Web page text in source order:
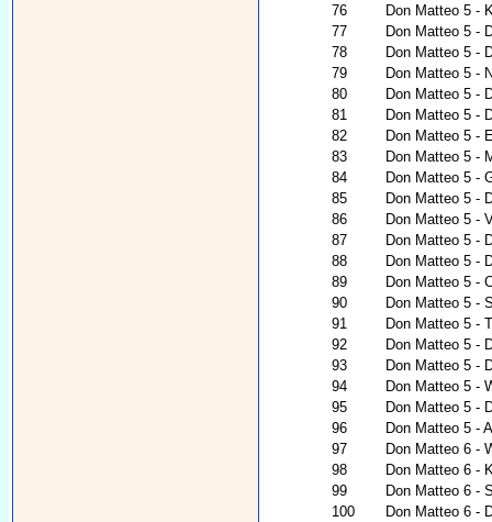
76
Don Matteo 5 -
77
Don Matteo 5 -
78
Don Matteo 5 -
79
Don Matteo 5 -
80
Don Matteo 5 -
81
Don Matteo 5 -
82
Don Matteo 5 -
83
Don Matteo 5 -
84
Don Matteo 5 -
85
Don Matteo 5 -
86
Don Matteo 5 -
87
Don Matteo 5 -
88
Don Matteo 5 -
89
Don Matteo 5 -
90
Don Matteo 5 -
91
Don Matteo 5 -
92
Don Matteo 5 -
93
Don Matteo 5 -
94
Don Matteo 5 -
95
Don Matteo 5 -
96
Don Matteo 5 -
97
Don Matteo 6 -
98
Don Matteo 6 -
99
Don Matteo 6 -
100
Don Matteo 6 -